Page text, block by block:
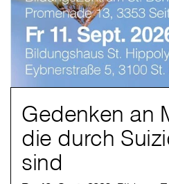
Gedenken an
die durch
sind